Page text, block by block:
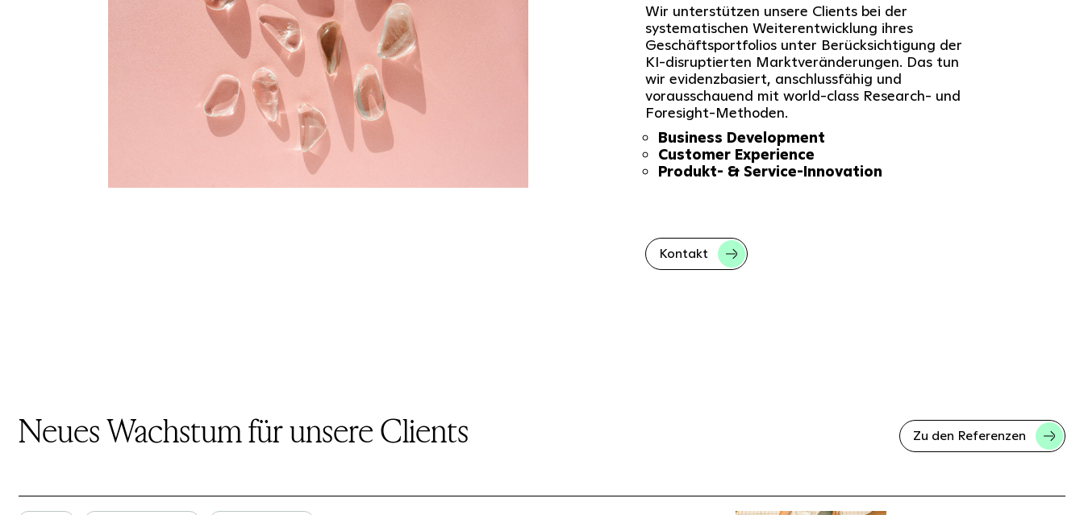
Wir unterstützen unsere Clients bei der
systematischen Weiterentwicklung ihres
Geschäftsportfolios unter Berücksichtigung der
KI-disruptierten Marktveränderungen. Das tun
wir evidenzbasiert, anschlussfähig und
vorausschauend mit world-class Research- und
Foresight-Methoden.
Business Development
Customer Experience
Produkt- & Service-Innovation
Kontakt
Neues Wachstum für unsere Clients Zu den Referenzen